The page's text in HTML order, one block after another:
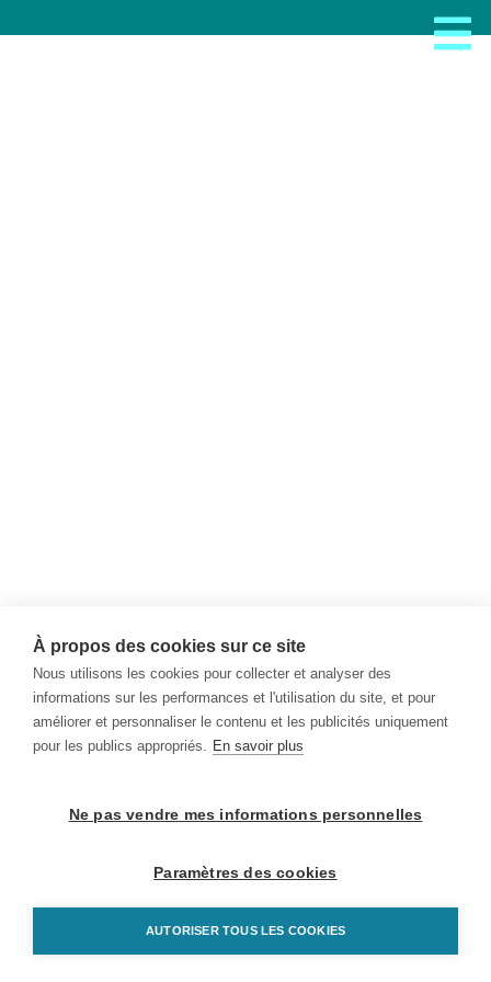
À propos des cookies sur ce site
Nous utilisons les cookies pour collecter et analyser des
informations sur les performances et l'utilisation du site, et pour
améliorer et personnaliser le contenu et les publicités uniquement
pour les publics appropriés. En savoir plus
Ne pas vendre mes informations personnelles
Paramètres des cookies
AUTORISER TOUS LES COOKIES